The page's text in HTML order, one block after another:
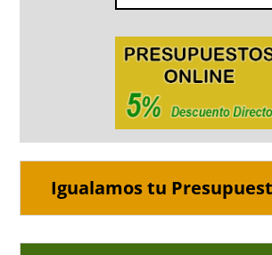
Igualamos tu